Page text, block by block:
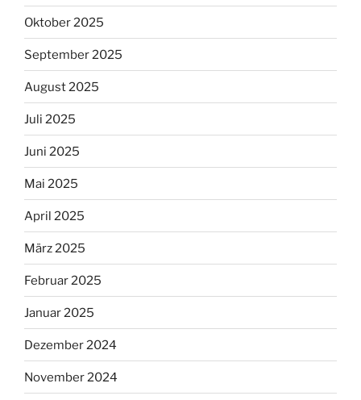
Oktober 2025
September 2025
August 2025
Juli 2025
Juni 2025
Mai 2025
April 2025
März 2025
Februar 2025
Januar 2025
Dezember 2024
November 2024